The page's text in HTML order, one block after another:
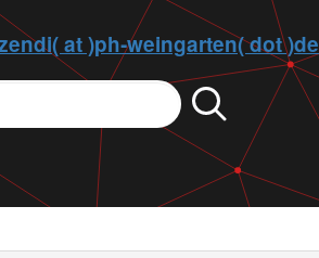
at )ph‑weingarten( dot )de
Suche